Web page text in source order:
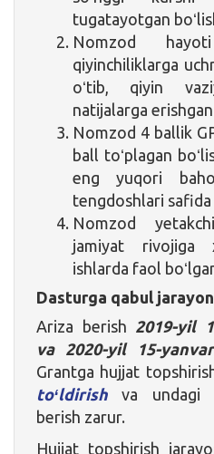
tugatayotgan
Nomzod
qiyinchiliklarga
oʻtib, qiyin
natijalarga
Nomzod 4 ballik
ball toʻplagan
eng yuqori
tengdoshlari safida
Nomzod
jamiyat rivojiga
ishlarda faol
Dasturga qabul
Ariza berish 2019-yil
va 2020-yil 15-
Grantga hujjat
toʻldirish va undagi
berish zarur.
Hujjat topshirish